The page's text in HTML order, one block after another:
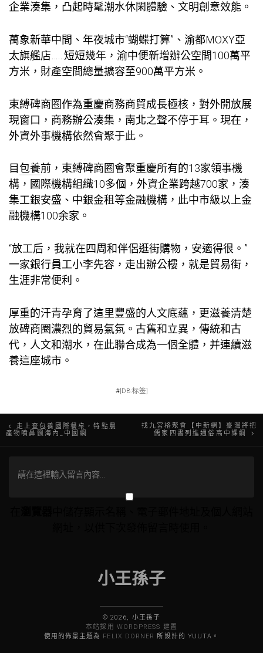
企業湊集，凸起時髦潮水休閑體驗、文明創意效能。
萬象新華中間、年夜城市“蝴蝶打算”、渝都MOXY亞
太旗艦店……短短幾年，渝中便新增辦公空間100萬平
方米，財產空間總量擴容至900萬平方米。
束縛碑商圈作為重慶商務商貿成長極核，對外開放展
現窗口，商務辦公湊集，南北之聲不停于耳。現在，
外資外事機構依然會聚于此。
目包養前，束縛碑商圈會聚重慶所有的13家領事機
構，國際機構組織10多個，外資企業跨越700家，湊
集工銀安盛、中銀金租等金融機構，此中市級以上金
融機構100余家。
“放工后，我就在四周和伴侶逛街購物，安適得很。”
一家銀行員工小李先容，走出辦公樓，就是貿易街，
生涯非常便利。
厚重的汗青孕育了這里豐盛的人文底蘊，更滋養清楚
放碑商圈濃烈的貿易氣氛。古舊和立異，傳統和古
代，人文和潮水，在此聯合成為一個全體，并連續滋
養這座城市。
#[DB:标签]
文
導
覽
走上查包養國際餐桌，特點農
產物噴鼻飄海內_中國網
找九宮格聚會【中新網】臺灣將把
儒家四書列進通俗高中課綱
小王孫子
© 2026, 小王孫子
本站採用 WORDPRESS 建置
使用的佈景主題為 FELIX DORNER 所設計的 YUUTA。